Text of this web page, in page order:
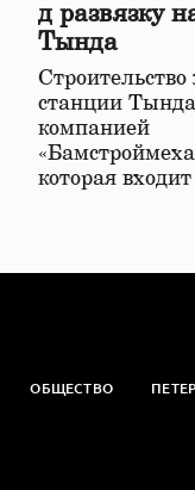
д развязку
Тында
станции
компанией
которая
ОБЩЕСТВО